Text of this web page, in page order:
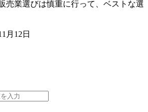
売業選びは慎重に行って、ベストな選
月12日